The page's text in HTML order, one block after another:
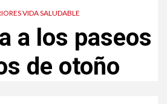
VIDA SALUDABLE
a los paseos
de otoño